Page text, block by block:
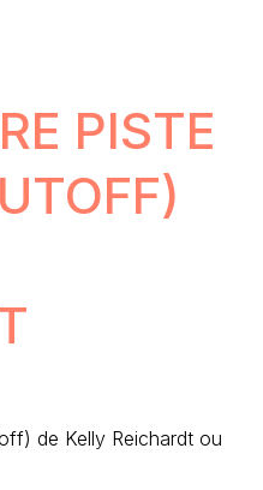
PISTE
de Kelly Reichardt ou